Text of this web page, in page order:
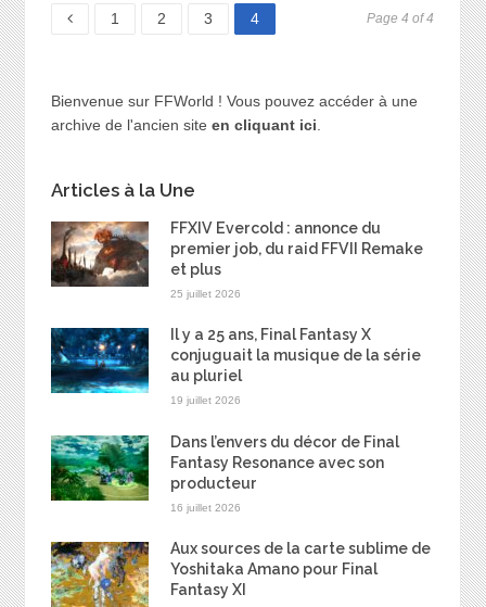
Page
1 Page
2 Page
3 Page
4 Page 4 of 4
Bienvenue sur FFWorld ! Vous pouvez accéder à une
archive de l'ancien site en cliquant ici.
Articles à la Une
FFXIV Evercold : annonce du
premier job, du raid FFVII Remake
et plus
25 juillet 2026
Il y a 25 ans, Final Fantasy X
conjuguait la musique de la série
au pluriel
19 juillet 2026
Dans l’envers du décor de Final
Fantasy Resonance avec son
producteur
16 juillet 2026
Aux sources de la carte sublime de
Yoshitaka Amano pour Final
Fantasy XI